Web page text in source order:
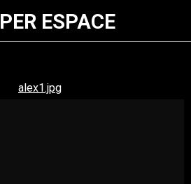
ESPACE